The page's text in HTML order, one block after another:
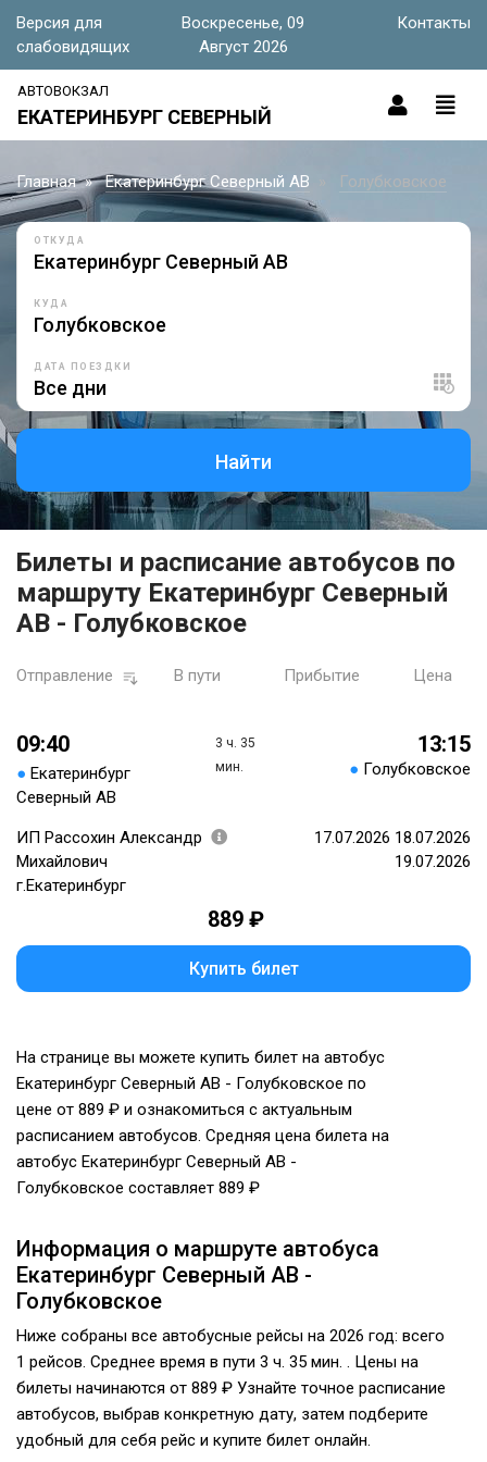
Версия для
слабовидящих
Воскресенье, 09
Август 2026
Контакты
АВТОВОКЗАЛ
ЕКАТЕРИНБУРГ СЕВЕРНЫЙ
Главная Екатеринбург Северный АВ Голубковское
ОТКУДА
КУДА
ДАТА ПОЕЗДКИ
Найти
Билеты и расписание автобусов по
маршруту Екатеринбург Северный
АВ - Голубковское
Отправление В пути Прибытие Цена
09:40
● Екатеринбург
Северный АВ
3 ч. 35
мин.
13:15
● Голубковское
ИП Рассохин Александр
Михайлович
г.Екатеринбург
17.07.2026 18.07.2026
19.07.2026
889 ₽
Купить билет
На странице вы можете купить билет на автобус
Екатеринбург Северный АВ - Голубковское по
цене от 889 ₽ и ознакомиться с актуальным
расписанием автобусов. Средняя цена билета на
автобус Екатеринбург Северный АВ -
Голубковское составляет 889 ₽
Информация о маршруте автобуса
Екатеринбург Северный АВ -
Голубковское
Ниже собраны все автобусные рейсы на 2026 год: всего
1 рейсов. Среднее время в пути 3 ч. 35 мин. . Цены на
билеты начинаются от 889 ₽ Узнайте точное расписание
автобусов, выбрав конкретную дату, затем подберите
удобный для себя рейс и купите билет онлайн.